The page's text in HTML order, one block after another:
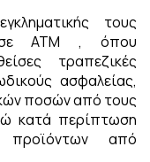
τους
σε ATM , όπου
τραπεζικές
ασφαλείας,
ποσών από τους
κατά περίπτωση
προϊόντων από